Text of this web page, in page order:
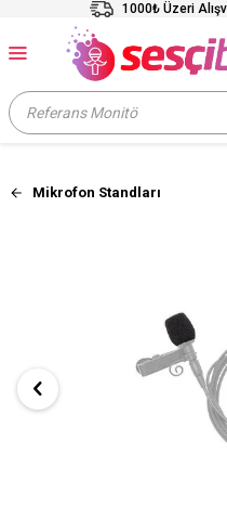
1000₺ Üzeri
Mikrofon Standları